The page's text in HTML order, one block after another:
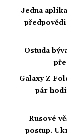
Jedna
Ostuda
Galaxy Z
pár
Rusové
postup.